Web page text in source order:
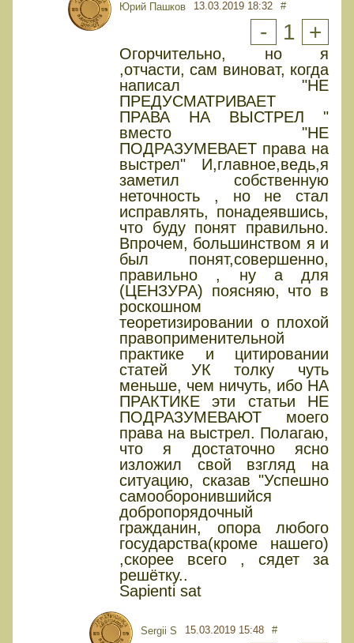
Юрий Пашков 13.03.2019 18:32 #
- 1 +
Огорчительно, но я
,отчасти, сам виноват, когда
написал "НЕ
ПРЕДУСМАТРИВАЕТ
ПРАВА НА ВЫСТРЕЛ "
вместо "НЕ
ПОДРАЗУМЕВАЕТ права на
выстрел" И,главное,ведь,я
заметил собственную
неточность , но не стал
исправлять, понадеявшись,
что буду понят правильно.
Впрочем, большинством я и
был понят,совершенно,
правильно , ну а для
(ЦЕНЗУРА) поясняю, что в
роскошном
теоретизировании о плохой
правоприменительной
практике и цитировании
статей УК толку чуть
меньше, чем ничуть, ибо НА
ПРАКТИКЕ эти статьи НЕ
ПОДРАЗУМЕВАЮТ моего
права на выстрел. Полагаю,
что я достаточно ясно
изложил свой взгляд на
ситуацию, сказав "Успешно
самооборонившийся
добропорядочный
гражданин, опора любого
государства(кроме нашего)
,скорее всего , сядет за
решётку..
Sapienti sat
Sergii S 15.03.2019 15:48 #